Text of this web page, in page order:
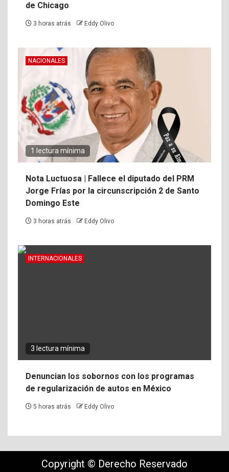
de Chicago
3 horas atrás Eddy Olivo
NACIONALES
1 lectura mínima
Nota Luctuosa | Fallece el diputado del PRM
Jorge Frías por la circunscripción 2 de Santo
Domingo Este
3 horas atrás Eddy Olivo
INTERNACIONALES
3 lectura mínima
Denuncian los sobornos con los programas
de regularización de autos en México
5 horas atrás Eddy Olivo
Copyright © Derecho Reservado